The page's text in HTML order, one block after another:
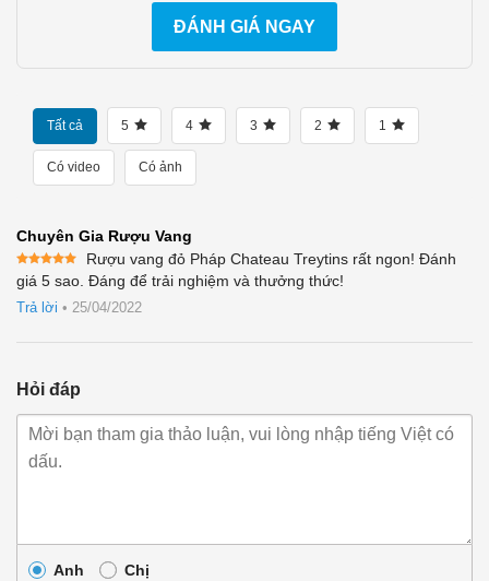
ĐÁNH GIÁ NGAY
Tất cả 5 4 3 2 1
Có video Có ảnh
Chuyên Gia Rượu Vang
Được xếp
hạng5 5
sao
Rượu vang đỏ Pháp Chateau Treytins rất ngon! Đánh
giá 5 sao. Đáng để trải nghiệm và thưởng thức!
Trả lời • 25/04/2022
Hỏi đáp
Anh Chị